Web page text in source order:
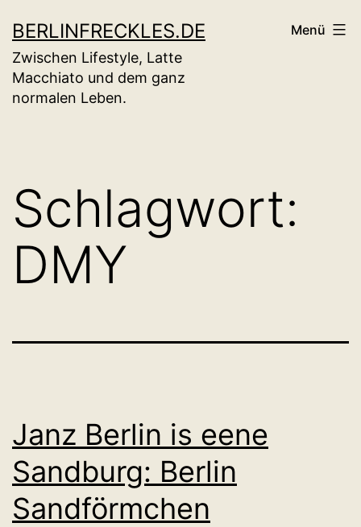
Inhalt
springen
BERLINFRECKLES.DE
Zwischen Lifestyle, Latte
Macchiato und dem ganz
normalen Leben.
Menü
Schlagwort:
DMY
Janz Berlin is eene
Sandburg: Berlin
Sandförmchen